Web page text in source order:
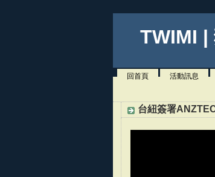
TWIMI |
回首頁 活動訊息
台紐簽署